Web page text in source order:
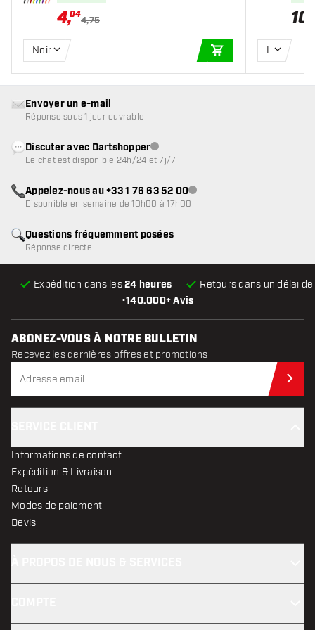
4,04
4,75
Noir
AJOUTER AU
10
L
•140.000+ Avis
Expédition dans les24 heures Retours dans un délai de
Questions fréquemment posées
Réponse directe
Envoyer un e-mail
Réponse sous 1 jour ouvrable
Discuter avec DartshopperService client indisponible
Le chat est disponible 24h/24 et 7j/7
Appelez-nous au +33 1 76 63 52 00Service client indisponible
Disponible en semaine de 10h00 à 17h00
ABONEZ-VOUS À NOTRE BULLETIN
Recevez les dernières offres et promotions
Informations de contact
Expédition & Livraison
Retours
Modes de paiement
Devis